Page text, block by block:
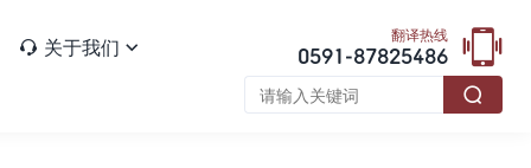
翻译热线
0591-87825486 
 关于我们 
